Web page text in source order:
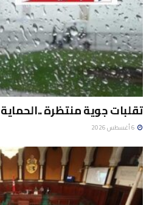
تقلبات جوية منتظرة